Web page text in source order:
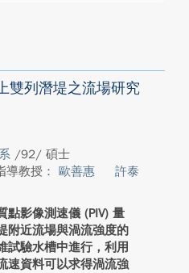
雙列潛堤之流場研究
/92/ 碩士
導教授： 歐善惠
許泰
影像測速儀 (PIV) 量
附近流場與渦流強度的
試驗水槽中進行，利用
速資料可以求得渦流強